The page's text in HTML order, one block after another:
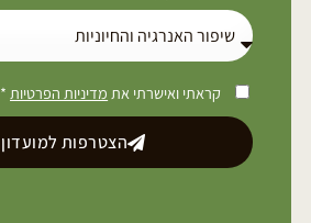
קראתי ואישרתי את מדיניות הפרטיות*
הצטרפות למועדון